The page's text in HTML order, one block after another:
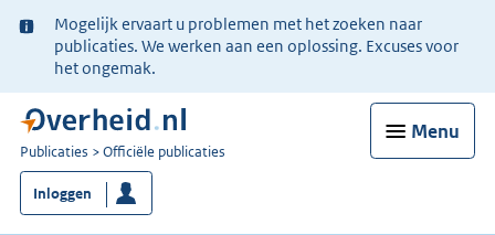
Ter
informatie:
Mogelijk ervaart u problemen met het zoeken naar
publicaties. We werken aan een oplossing. Excuses voor
het ongemak.
Menu
U
bent
nu
hier:
Publicaties Officiële publicaties
Inloggen